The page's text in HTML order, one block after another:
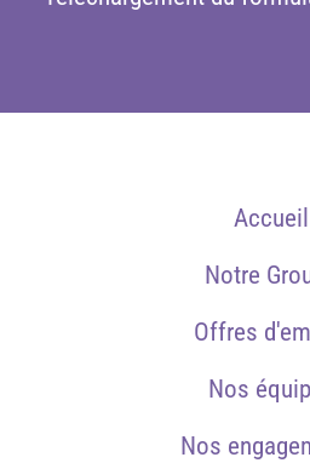
Accueil
Notre
Offres
Nos
Nos